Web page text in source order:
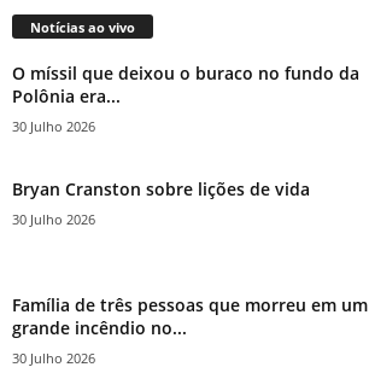
Notícias ao vivo
O míssil que deixou o buraco no fundo da
Polônia era...
30 Julho 2026
Bryan Cranston sobre lições de vida
30 Julho 2026
Família de três pessoas que morreu em um
grande incêndio no...
30 Julho 2026